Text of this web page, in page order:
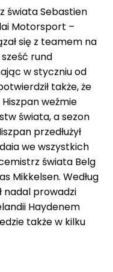
świata Sebastien
Motorsport –
się z teamem na
rund
w styczniu od
także, że
Hiszpan weźmie
świata, a sezon
przedłużył
we wszystkich
świata Belg
Mikkelsen. Według
nadal prowadzi
Haydenem
także w kilku